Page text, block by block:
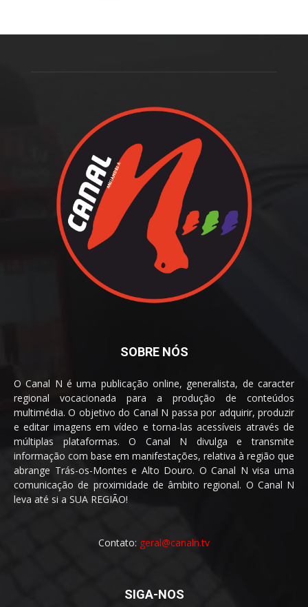
SOBRE NÓS
O Canal N é uma publicação online, generalista, de caracter
regional vocacionada para a produção de conteúdos
multimédia. O objetivo do Canal N passa por adquirir, produzir
e editar imagens em vídeo e torna-las acessíveis através de
múltiplas plataformas. O Canal N divulga e transmite
informação com base em manifestações, relativa à região que
abrange Trás-os-Montes e Alto Douro. O Canal N visa uma
comunicação de proximidade de âmbito regional. O Canal N
leva até si a SUA REGIÃO!
Contato: geral@canaln.tv
SIGA-NOS